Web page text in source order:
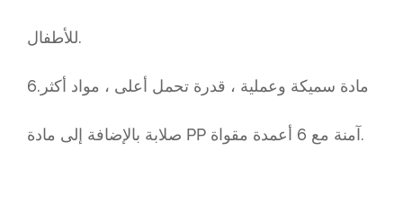
للأطفال.
6.مادة سميكة وعملية ، قدرة تحمل أعلى ، مواد أكثر
صلابة بالإضافة إلى مادة PP آمنة مع 6 أعمدة مقواة.